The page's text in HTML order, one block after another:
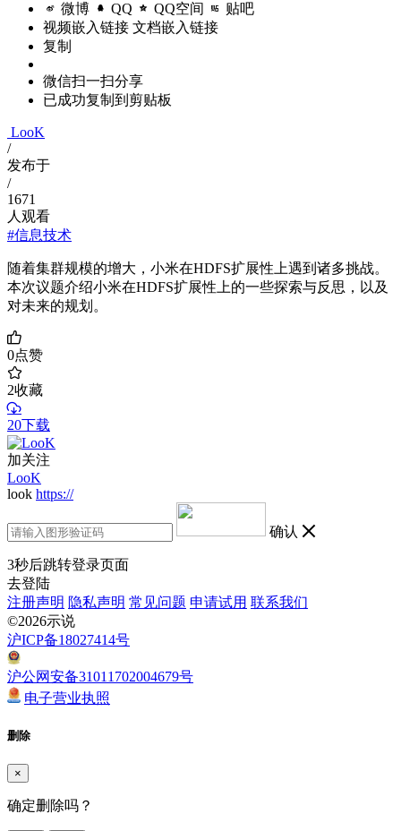
微博 QQ QQ空间 贴吧
视频嵌入链接 文档嵌入链接
复制
微信扫一扫分享
已成功复制到剪贴板
LooK
/
发布于
/
1671
人观看
#信息技术
随着集群规模的增大，小米在HDFS扩展性上遇到诸多挑战。
本次议题介绍小米在HDFS扩展性上的一些探索与反思，以及
对未来的规划。
0点赞
2收藏
20下载
加关注
LooK
look https://
确认
3秒后跳转登录页面
去登陆
注册声明 隐私声明 常见问题 申请试用 联系我们
©2026示说
沪ICP备18027414号
沪公网安备31011702004679号
电子营业执照
删除
×
确定删除吗？